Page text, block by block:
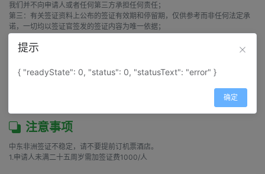
我们并不向申请人或者任何第三方承担任何责任；
第三：有关签证资料上公布的签证有效期和停留期，仅供参考而非任何法定承
诺，一切均以签证官签发的签证内容为唯一依据；
第四：“工作日”、“申请时间”为使馆签发签证时正常情况下的处理时间；若遇特
殊原因如政治干涉、假期、使馆内部人员调整、签证打印机故障、打印纸缺失
定承诺；请您待拿到签证及护照后再出机票或与酒店确认付款，避免不必要的
损失，寰宇天涯旅游网不承担签证以外其它费用；
注意事项
中东非洲签证不稳定，请不要提前订机票酒店。
1.申请人未满二十五周岁需加签证费1000/人
提示
{ "readyState": 0, "status": 0, "statusText": "error" }
确定